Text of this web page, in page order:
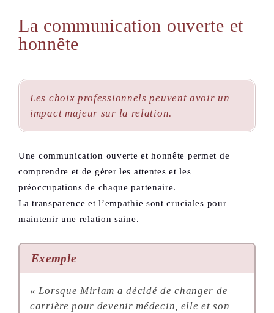
La communication ouverte et
honnête
Les choix professionnels peuvent avoir un
impact majeur sur la relation.
Une communication ouverte et honnête permet de
comprendre et de gérer les attentes et les
préoccupations de chaque partenaire.
La transparence et l’empathie sont cruciales pour
maintenir une relation saine.
Exemple
« Lorsque Miriam a décidé de changer de
carrière pour devenir médecin, elle et son